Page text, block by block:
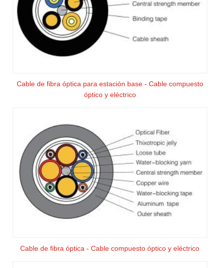
Cable de fibra óptica para estación base - Cable compuesto
óptico y eléctrico
Cable de fibra óptica - Cable compuesto óptico y eléctrico